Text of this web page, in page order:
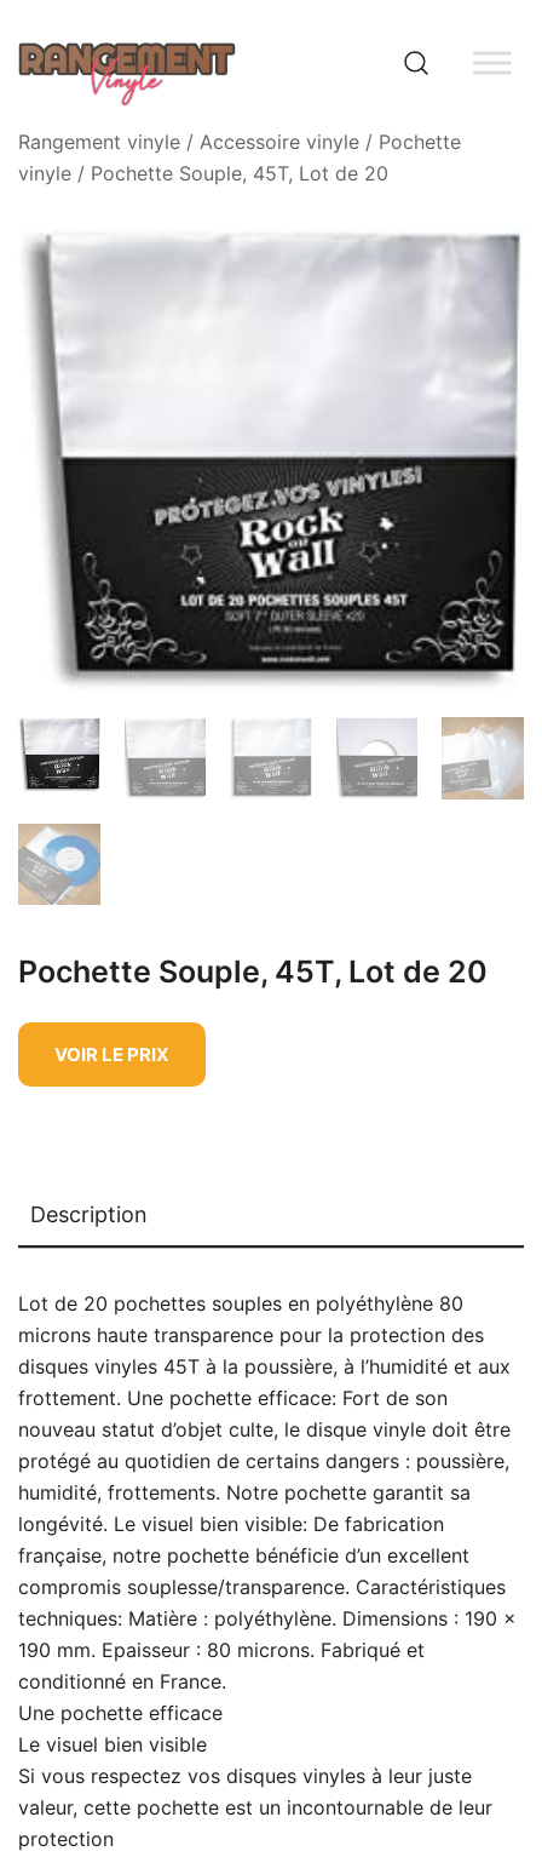
content
Rangement vinyle
Rangement vinyle / Accessoire vinyle / Pochette
vinyle / Pochette Souple, 45T, Lot de 20
Pochette Souple, 45T, Lot de 20
VOIR LE PRIX
Description
Lot de 20 pochettes souples en polyéthylène 80
microns haute transparence pour la protection des
disques vinyles 45T à la poussière, à l’humidité et aux
frottement. Une pochette efficace: Fort de son
nouveau statut d’objet culte, le disque vinyle doit être
protégé au quotidien de certains dangers : poussière,
humidité, frottements. Notre pochette garantit sa
longévité. Le visuel bien visible: De fabrication
française, notre pochette bénéficie d’un excellent
compromis souplesse/transparence. Caractéristiques
techniques: Matière : polyéthylène. Dimensions : 190 x
190 mm. Epaisseur : 80 microns. Fabriqué et
conditionné en France.
Une pochette efficace
Le visuel bien visible
Si vous respectez vos disques vinyles à leur juste
valeur, cette pochette est un incontournable de leur
protection